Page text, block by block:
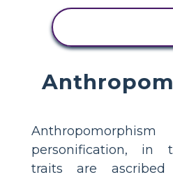
personification, in
traits are